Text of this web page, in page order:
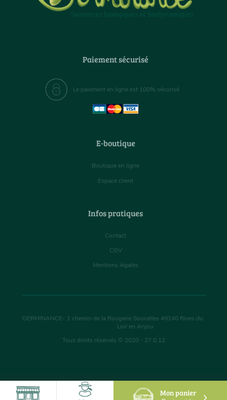
Mon panier
Paiement sécurisé
Le paiement en ligne est 100% sécurisé
E-boutique
Boutique en ligne
Espace client
Infos pratiques
Contact
CGV
Mentions légales
GERMINANCE- 1 chemin de la Rougerie Soucelles 49140 Rives du
Loir en Anjou
Tous droits réservés © 2020 - 27.0.12